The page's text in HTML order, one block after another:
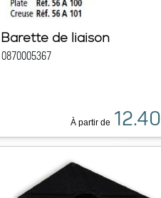
Barette de liaison
0870005367
À partir de 12.40